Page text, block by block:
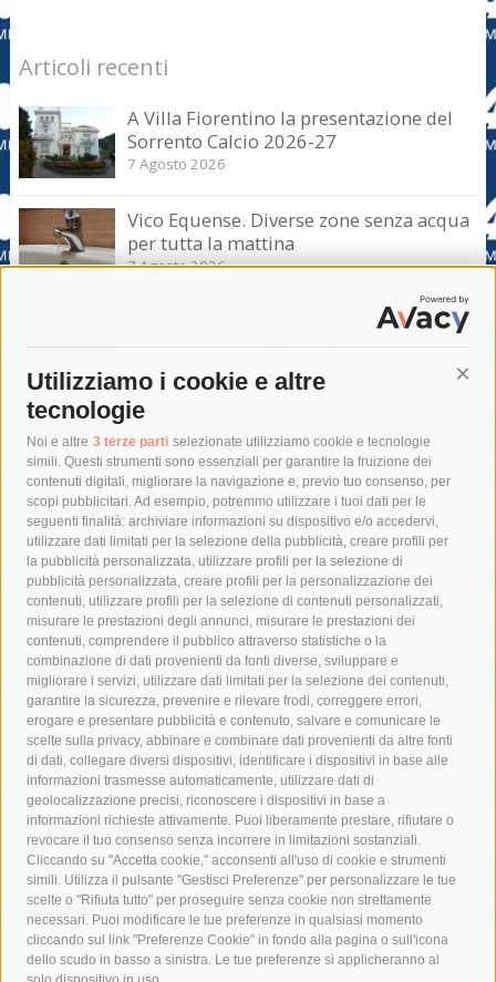
Utilizziamo i cookie e altre
tecnologie
Noi e altre 3 terze parti selezionate utilizziamo cookie e tecnologie
simili. Questi strumenti sono essenziali per garantire la fruizione dei
contenuti digitali, migliorare la navigazione e, previo tuo consenso, per
scopi pubblicitari. Ad esempio, potremmo utilizzare i tuoi dati per le
seguenti finalità: archiviare informazioni su dispositivo e/o accedervi,
utilizzare dati limitati per la selezione della pubblicità, creare profili per
la pubblicità personalizzata, utilizzare profili per la selezione di
pubblicità personalizzata, creare profili per la personalizzazione dei
contenuti, utilizzare profili per la selezione di contenuti personalizzati,
misurare le prestazioni degli annunci, misurare le prestazioni dei
contenuti, comprendere il pubblico attraverso statistiche o la
combinazione di dati provenienti da fonti diverse, sviluppare e
migliorare i servizi, utilizzare dati limitati per la selezione dei contenuti,
garantire la sicurezza, prevenire e rilevare frodi, correggere errori,
erogare e presentare pubblicità e contenuto, salvare e comunicare le
scelte sulla privacy, abbinare e combinare dati provenienti da altre fonti
di dati, collegare diversi dispositivi, identificare i dispositivi in base alle
informazioni trasmesse automaticamente, utilizzare dati di
geolocalizzazione precisi, riconoscere i dispositivi in base a
informazioni richieste attivamente. Puoi liberamente prestare, rifiutare o
revocare il tuo consenso senza incorrere in limitazioni sostanziali.
Cliccando su "Accetta cookie," acconsenti all'uso di cookie e strumenti
simili. Utilizza il pulsante "Gestisci Preferenze" per personalizzare le tue
scelte o "Rifiuta tutto" per proseguire senza cookie non strettamente
necessari. Puoi modificare le tue preferenze in qualsiasi momento
cliccando sul link "Preferenze Cookie" in fondo alla pagina o sull'icona
dello scudo in basso a sinistra. Le tue preferenze si applicheranno al
Articoli recenti
A Villa Fiorentino la presentazione del
Sorrento Calcio 2026-27
7 Agosto 2026
Vico Equense. Diverse zone senza acqua
per tutta la mattina
7 Agosto 2026
Traffico da bollino nero, statale
Sorrentina sorvegliata speciale
Tag
acqua allerta meteo
anas
area marina protetta di punta campanella
arresto
Asl Napoli 3 sud
capitaneria di porto capri
carabinieri
castellammare di stabia
circumvesuviana
comune di sorrento
concerto
contagi
costiera amalfitana
covid-19 eav
elezioni
fondazione sorrento
gori guardia costiera
incidente
lavori
lorenzo balducelli mare
massa lubrense
massimo coppola
Meta napoli
ordinanza
penisola sorrentina
piano di sorrento
polizia municipale
protezione civile
Regione Campania
sant'agnello
sindaco cuomo
sorrento studenti temporali
treni
turismo
Vico Equense villa fiorentino vincenzo de luca